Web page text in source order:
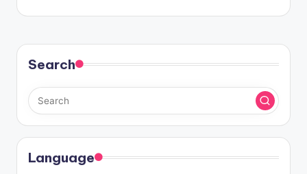
Search
Language